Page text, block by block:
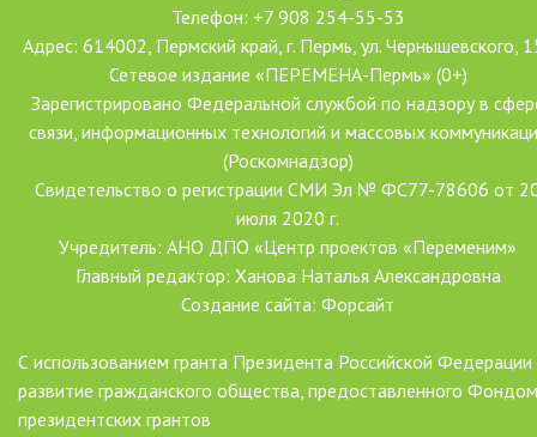
Телефон: +7 908 254-55-53
Адрес: 614002, Пермский край, г. Пермь, ул. Чернышевского,
Сетевое издание «ПЕРЕМЕНА-Пермь» (0+)
Зарегистрировано Федеральной службой по надзору в
связи, информационных технологий и массовых
(Роскомнадзор)
Свидетельство о регистрации СМИ Эл № ФС77-78606 от
июля 2020 г.
Учредитель: АНО ДПО «Центр проектов «Переменим»
Главный редактор: Ханова Наталья Александровна
Создание сайта: Форсайт
С использованием гранта Президента Российской Федерации
развитие гражданского общества, предоставленного Фондом
президентских грантов